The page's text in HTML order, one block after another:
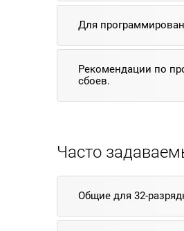
Для
Рекомендации по
сбоев.
Часто
Общие для 32-